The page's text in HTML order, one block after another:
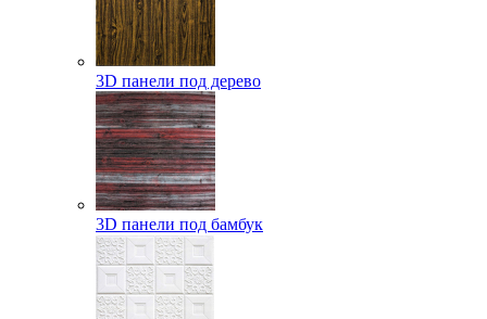
3D панели под дерево
3D панели под бамбук